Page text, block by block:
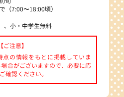
（7:00〜18:00頃）
、小・中学生無料
【ご注意】
点の情報をもとに掲載していま
合がございますので、必要に応
確認ください。